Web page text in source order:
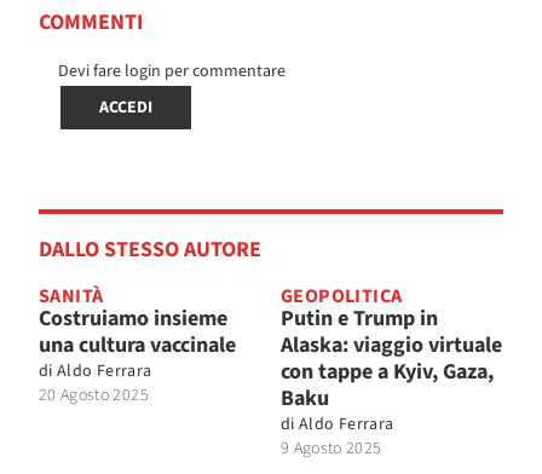
COMMENTI
Devi fare login per commentare
ACCEDI
DALLO STESSO AUTORE
SANITÀ
Costruiamo insieme
una cultura vaccinale
di Aldo Ferrara
20 Agosto 2025
GEOPOLITICA
Putin e Trump in
Alaska: viaggio virtuale
con tappe a Kyiv, Gaza,
Baku
di Aldo Ferrara
9 Agosto 2025